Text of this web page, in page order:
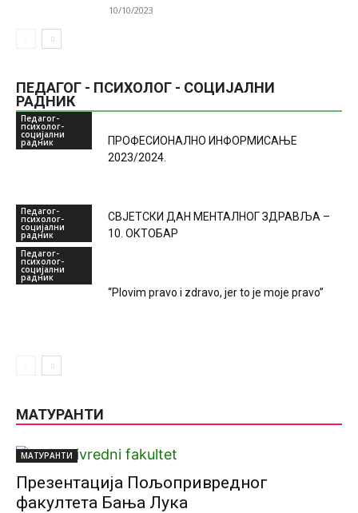
10/10/2023
ПЕДАГОГ - ПСИХОЛОГ - СОЦИЈАЛНИ
РАДНИК
Педагог-
психолог-
социјални
радник
ПРОФЕСИОНАЛНО ИНФОРМИСАЊЕ
2023/2024.
Педагог-
психолог-
социјални
радник
СВЈЕТСКИ ДАН МЕНТАЛНОГ ЗДРАВЉА –
10. ОКТОБАР
Педагог-
психолог-
социјални
радник
“Plovim pravo i zdravo, jer to je moje pravo”
МАТУРАНТИ
МАТУРАНТИ
Презентација Пољопривредног
факултета Бања Лука